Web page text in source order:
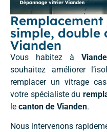
simple,
Vianden
Vous habitez à
souhaitez améliorer
remplacer un vitrage
votre spécialiste du
le canton de Vianden.
Nous intervenons